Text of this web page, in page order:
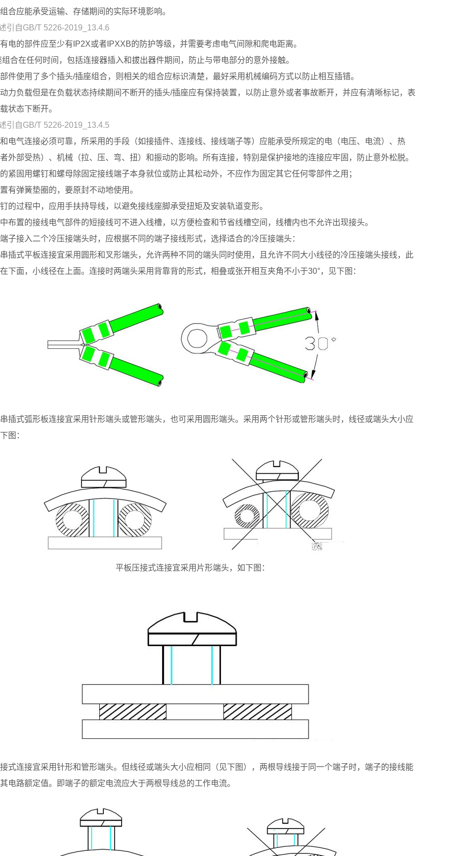
合应能承受运输、存储期间的实际环境影响。
引自GB/T 5226-2019_13.4.6
电的部件应至少有IP2X或者IPXXB的防护等级，并需要考虑电气间隙和爬电距离。
合在任何时间，包括连接器插入和拔出器件期间，防止与带电部分的意外接触。
件使用了多个插头/插座组合，则相关的组合应标识清楚，最好采用机械编码方式以防止相互插错。
力负载但是在负载状态持续期间不断开的插头/插座应有保持装置，以防止意外或者事故断开，并应有清晰标记，表
状态下断开。
引自GB/T 5226-2019_13.4.5
电气连接必须可靠，所采用的手段（如接插件、连接线、接线端子等）应能承受所规定的电（电压、电流）、热
外部受热）、机械（拉、压、弯、扭）和振动的影响。所有连接，特别是保护接地的连接应牢固，防止意外松脱。
紧固用螺钉和螺母除固定接线端子本身就位或防止其松动外，不应作为固定其它任何零部件之用；
有弹簧垫圈的，要原封不动地使用。
的过程中，应用手扶持导线，以避免接线座脚承受扭矩及安装轨道变形。
布置的接线电气部件的短接线可不进入线槽，以方便检查和节省线槽空间，线槽内也不允许出现接头。
子接入二个冷压接端头时，应根据不同的端子接线形式，选择适合的冷压接端头：
插式平板连接宜采用圆形和叉形端头，允许两种不同的端头同时使用，且允许不同大小线径的冷压接端头接线，此
下面，小线径在上面。连接时两端头采用背靠背的形式，相叠或张开相互夹角不小于30°，见下图：
插式弧形板连接宜采用针形端头或管形端头，也可采用圆形端头。采用两个针形或管形端头时，线径或端头大小应
图：
平板压接式连接宜采用片形端头，如下图：
式连接宜采用针形和管形端头。但线径或端头大小应相同（见下图），两根导线接于同一个端子时，端子的接线能
电路额定值。即端子的额定电流应大于两根导线总的工作电流。